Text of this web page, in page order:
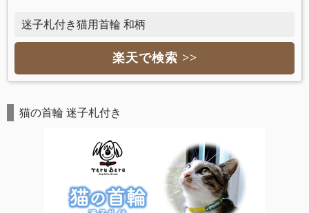
迷子札付き猫用首輪 和柄
楽天で検索 >>
猫の首輪 迷子札付き